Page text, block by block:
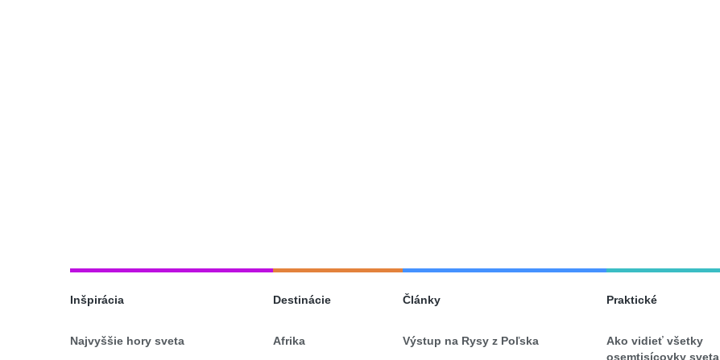
Inšpirácia
Najvyššie hory sveta
Destinácie
Afrika
Články
Výstup na Rysy z Poľska
Praktické
Ako vidieť všetky
osemtisícovky sveta